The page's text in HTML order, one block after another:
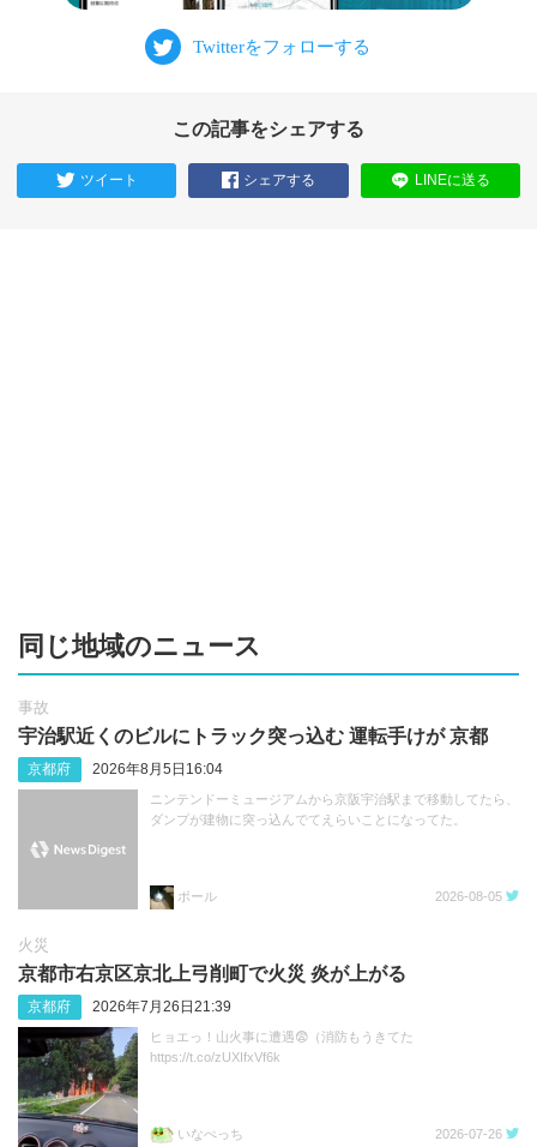
この記事をシェアする
ツイート シェアする LINEに送る
同じ地域のニュース
事故
宇治駅近くのビルにトラック突っ込む 運転手けが 京都
京都府 2026年8月5日16:04
ニンテンドーミュージアムから京阪宇治駅まで移動してたら、
ダンプが建物に突っ込んでてえらいことになってた。
ボール 2026-08-05
火災
京都市右京区京北上弓削町で火災 炎が上がる
京都府 2026年7月26日21:39
ヒョエっ！山火事に遭遇😨（消防もうきてた
https://t.co/zUXIfxVf6k
いなぺっち 2026-07-26